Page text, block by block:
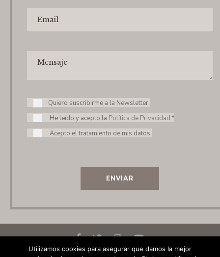
Quiero suscribirme a la Newsletter.
He leído y acepto la Política de Privacidad.*
Acepto el tratamiento de mis datos.
ENVIAR
Utilizamos cookies para asegurar que damos la mejor